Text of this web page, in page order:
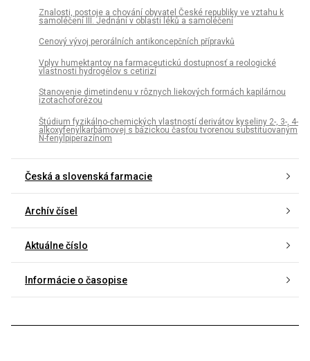
Znalosti, postoje a chování obyvatel České republiky ve vztahu k
samoléčení III. Jednání v oblasti léků a samoléčení
Cenový vývoj perorálních antikoncepčních přípravků
Vplyv humektantov na farmaceutickú dostupnosť a reologické
vlastnosti hydrogélov s cetirizí
Stanovenie dimetindenu v rôznych liekových formách kapilárnou
izotachoforézou
Štúdium fyzikálno-chemických vlastností derivátov kyseliny 2-, 3-, 4-
alkoxyfenylkarbámovej s bázickou časťou tvorenou substituovaným
N-fenylpiperazínom
Česká a slovenská farmacie
Archív čísel
Aktuálne číslo
Informácie o časopise